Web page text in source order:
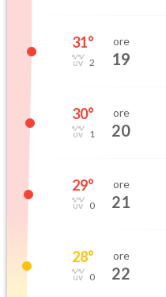
31°
2
ore
19
30°
1
ore
20
29°
0
ore
21
28°
0
ore
22